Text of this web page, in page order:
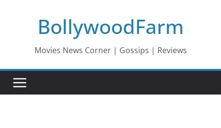
BollywoodFarm
Movies News Corner | Gossips | Reviews